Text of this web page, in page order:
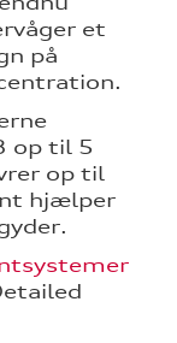
et
på
op til 5
op til
hjælper